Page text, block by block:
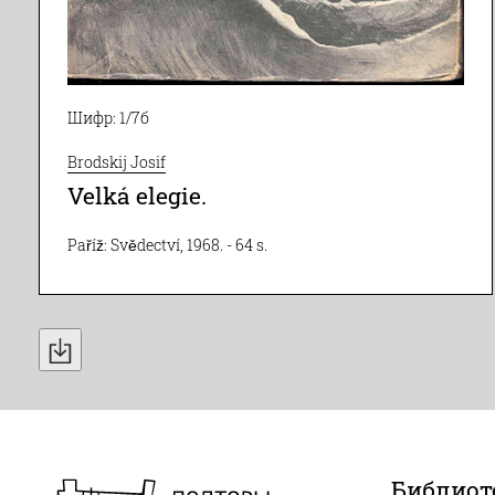
Шифр: 1/7б
Brodskij Josif
Velká elegie.
Paříž: Svědectví, 1968. - 64 s.